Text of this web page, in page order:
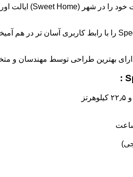
دارای بهترین طراحی توسط مهندسان و